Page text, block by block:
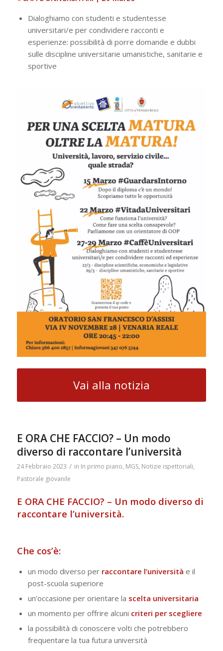
Dialoghiamo con studenti e studentesse
universitari/e per condividere racconti e
esperienze: possibilità di porre domande e dubbi
sulle discipline universitarie umanistiche, sanitarie e
sportive
Vai alla notizia
E ORA CHE FACCIO? – Un modo
diverso di raccontare l’università
24 Febbraio 2023 / in In primo piano, MGS, Notizie ispettoriali,
Pastorale giovanile
E ORA CHE FACCIO? – Un modo diverso di
raccontare l’università.
Che cos’è:
un modo diverso per raccontare l’università e il
post-scuola superiore
un’occasione per orientare la scelta universitaria
un momento per offrire alcuni criteri per scegliere
la possibilità di conoscere volti che potrebbero
frequentare la tua futura università